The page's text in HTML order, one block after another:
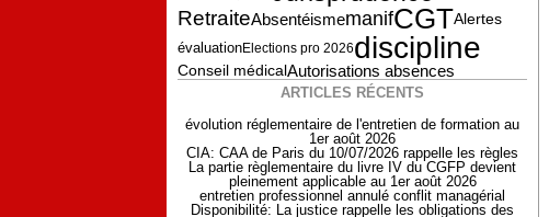
RetraiteAbsentéismemanifCGTAlertes
évaluationElections pro 2026discipline
Conseil médical Autorisations absences
ARTICLES RÉCENTS
évolution réglementaire de l'entretien de formation au
1er août 2026
CIA: CAA de Paris du 10/07/2026 rappelle les règles
La partie règlementaire du livre IV du CGFP devient
pleinement applicable au 1er août 2026
entretien professionnel annulé conflit managérial
Disponibilité: La justice rappelle les obligations des